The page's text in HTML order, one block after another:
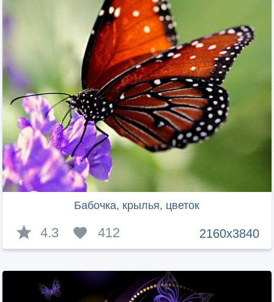
Бабочка, крылья, цветок
2160x3840
4.3 412